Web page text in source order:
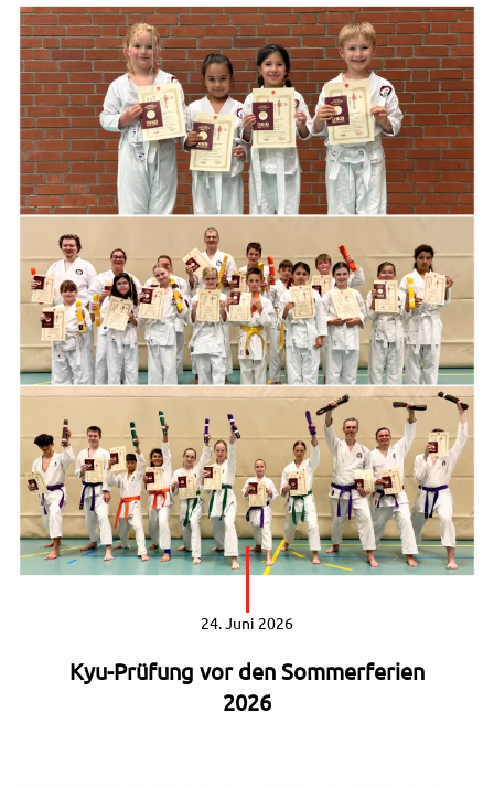
24. Juni 2026
Kyu-Prüfung vor den Sommerferien
2026